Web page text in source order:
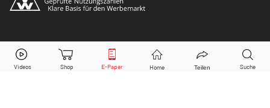
BASF Aktie jetzt handeln?
© Copyright 2026 Börsenmedien AG. Alle Rechte